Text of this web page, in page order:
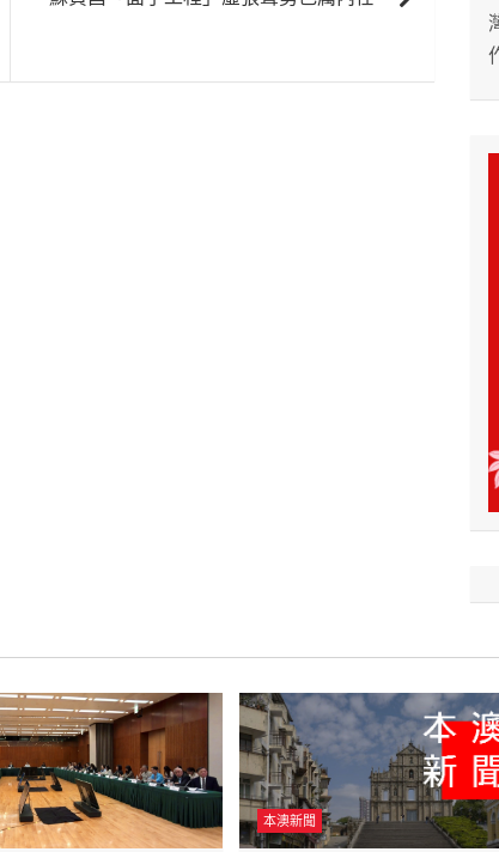
本澳新聞